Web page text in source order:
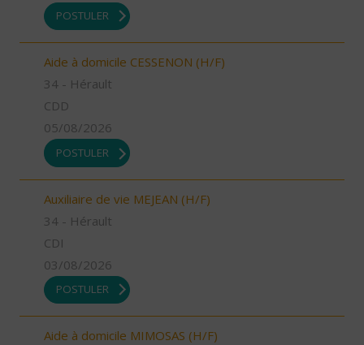
POSTULER
Aide à domicile CESSENON (H/F)
34 - Hérault
CDD
05/08/2026
POSTULER
Auxiliaire de vie MEJEAN (H/F)
34 - Hérault
CDI
03/08/2026
POSTULER
Aide à domicile MIMOSAS (H/F)